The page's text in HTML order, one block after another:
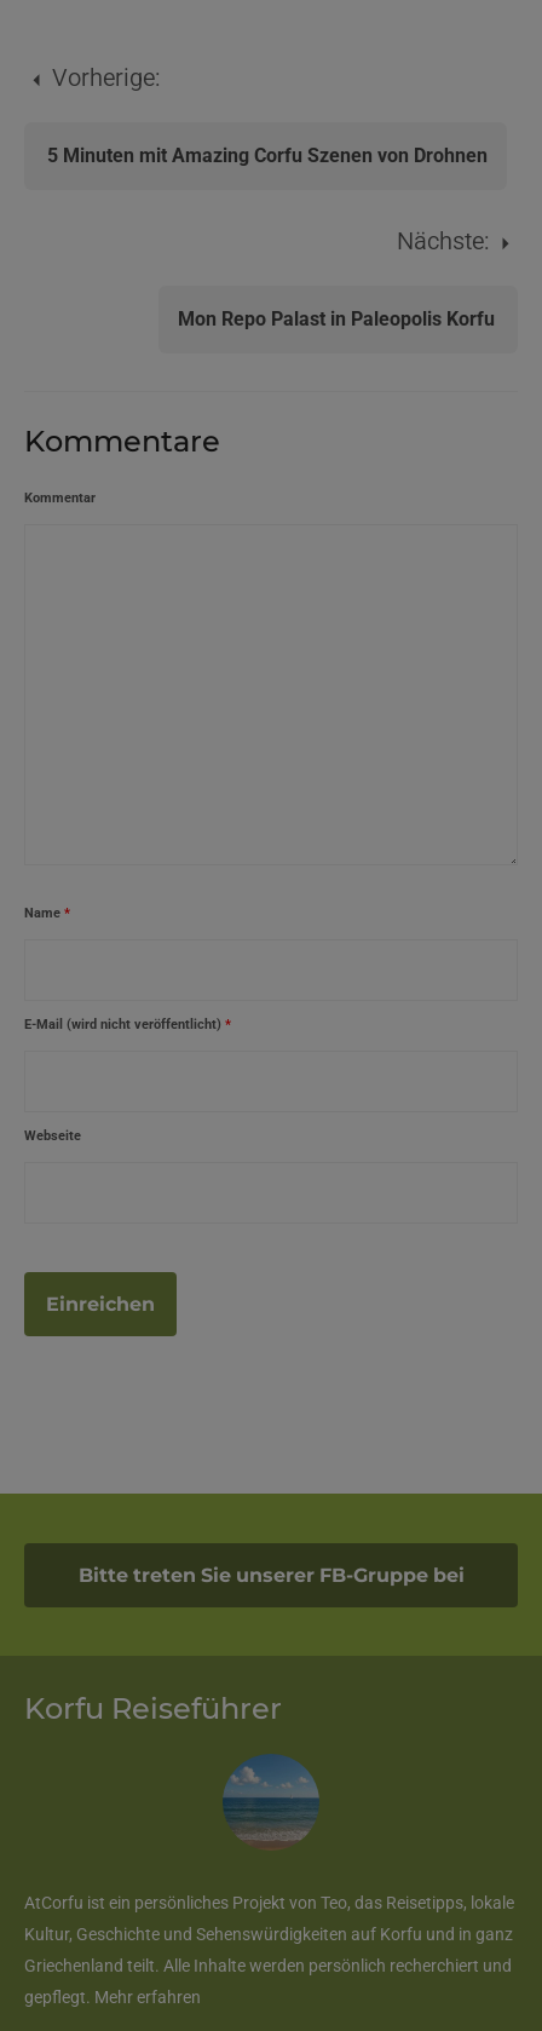
Vorherige:
5 Minuten mit Amazing Corfu Szenen von Drohnen
Nächste:
Mon Repo Palast in Paleopolis Korfu
Kommentare
Kommentar
Name *
E-Mail (wird nicht veröffentlicht) *
Webseite
Bitte treten Sie unserer FB-Gruppe bei
Korfu Reiseführer
AtCorfu ist ein persönliches Projekt von Teo, das Reisetipps, lokale
Kultur, Geschichte und Sehenswürdigkeiten auf Korfu und in ganz
Griechenland teilt. Alle Inhalte werden persönlich recherchiert und
gepflegt. Mehr erfahren